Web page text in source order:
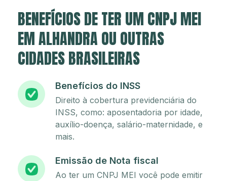
BENEFÍCIOS DE TER UM CNPJ MEI
EM ALHANDRA OU OUTRAS
CIDADES BRASILEIRAS
Benefícios do INSS
Direito à cobertura previdenciária do
INSS, como: aposentadoria por idade,
auxílio-doença, salário-maternidade, e
mais.
Emissão de Nota fiscal
Ao ter um CNPJ MEI você pode emitir